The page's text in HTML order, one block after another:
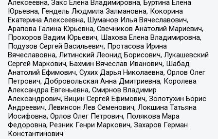
Алексеевна, Закс Елена Владимировна, Буртина Елена
Юрьевна, Гендель Людмила Залмановна, Кокорина
Екатерина Алексеевна, Шуманов Илья Вячеславович,
Арапова Галина Юрьевна, Свечников Анатолий Мариевич,
Прохоров Вадим Юрьевич, Шахова Елена Владимировна,
Подузов Сергей Васильевич, Протасова Ирина
Вячеславовна, Литинский Леонид Борисович, Лукашевский
Сергей Маркович, Бахмин Вячеслав Иванович, Шабад
Анатолий Ефимович, Сухих Дарья Николаевна, Орлов Олег
Петрович, Добровольская Анна Дмитриевна, Королева
Александра Евгеньевна, Смирнов Владимир
Александрович, Вицин Сергей Ефимович, Золотухин Борис
Андреевич, Левинсон Лев Семенович, Локшина Татьяна
Иосифовна, Орлов Олег Петрович, Полякова Мара
Федоровна, Резник Генри Маркович, Захаров Герман
Константинович